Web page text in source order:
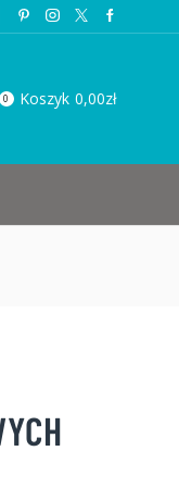
0 Koszyk 0,00zł